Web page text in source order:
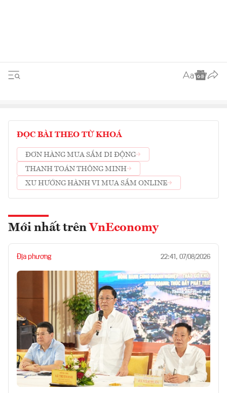
ĐỌC BÀI THEO TỪ KHOÁ
ĐƠN HÀNG MUA SẮM DI ĐỘNG
THANH TOÁN THÔNG MINH
XU HƯỚNG HÀNH VI MUA SẮM ONLINE
Mới nhất trên VnEconomy
Địa phương 22:41, 07/08/2026